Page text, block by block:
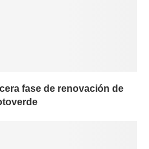
fase de renovación de